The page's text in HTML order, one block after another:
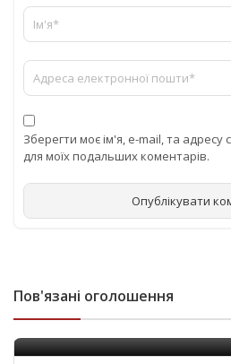
Зберегти моє ім'я, e-mail, та адресу
для моїх подальших коментарів.
Пов'язані оголошення